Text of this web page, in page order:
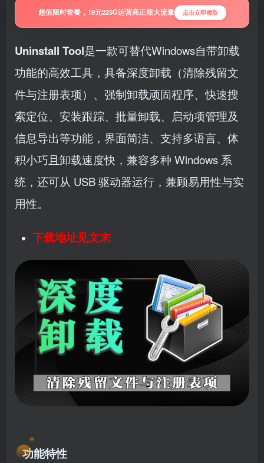
超值限时套餐，19元225G运营商正规大流量 点击立即领取
Uninstall Tool是一款可替代Windows自带卸载
功能的高效工具，具备深度卸载（清除残留文
件与注册表项）、强制卸载顽固程序、快速搜
索定位、安装跟踪、批量卸载、启动项管理及
信息导出等功能，界面简洁、支持多语言、体
积小巧且卸载速度快，兼容多种 Windows 系
统，还可从 USB 驱动器运行，兼顾易用性与实
用性。
下载地址见文末
功能特性